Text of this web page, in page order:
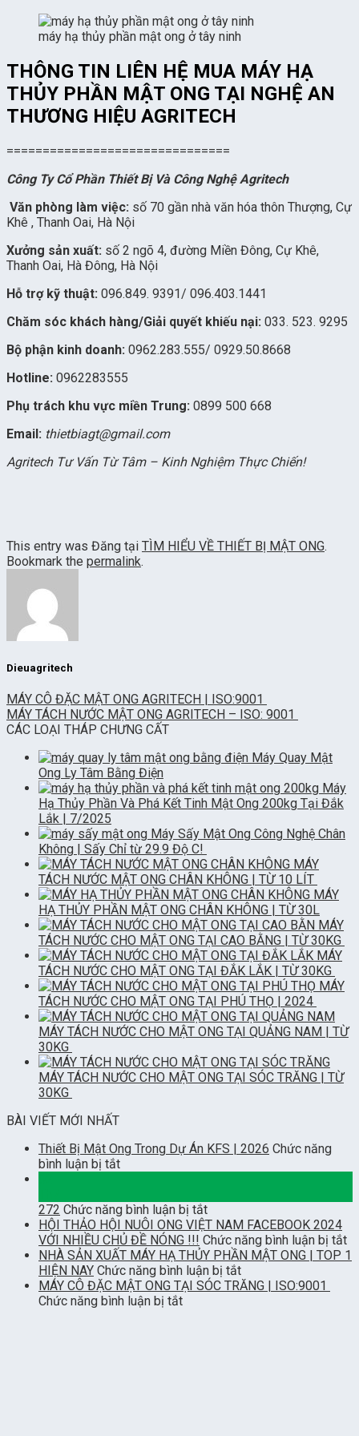
máy hạ thủy phần mật ong ở tây ninh
THÔNG TIN LIÊN HỆ MUA MÁY HẠ
THỦY PHẦN MẬT ONG TẠI NGHỆ AN
THƯƠNG HIỆU AGRITECH
===============================
Công Ty Cổ Phần Thiết Bị Và Công Nghệ Agritech
Văn phòng làm việc: số 70 gần nhà văn hóa thôn Thượng, Cự
Khê , Thanh Oai, Hà Nội
Xưởng sản xuất: số 2 ngõ 4, đường Miền Đông, Cự Khê,
Thanh Oai, Hà Đông, Hà Nội
Hỗ trợ kỹ thuật: 096.849. 9391/ 096.403.1441
Chăm sóc khách hàng/Giải quyết khiếu nại: 033. 523. 9295
Bộ phận kinh doanh: 0962.283.555/ 0929.50.8668
Hotline: 0962283555
Phụ trách khu vực miền Trung: 0899 500 668
Email: thietbiagt@gmail.com
Agritech Tư Vấn Từ Tâm – Kinh Nghiệm Thực Chiến!
This entry was Đăng tại TÌM HIỂU VỀ THIẾT BỊ MẬT ONG.
Bookmark the permalink.
Dieuagritech
MÁY CÔ ĐẶC MẬT ONG AGRITECH | ISO:9001
MÁY TÁCH NƯỚC MẬT ONG AGRITECH – ISO: 9001
CÁC LOẠI THÁP CHƯNG CẤT
Máy Quay Mật
Ong Ly Tâm Bằng Điện
Máy
Hạ Thủy Phần Và Phá Kết Tinh Mật Ong 200kg Tại Đắk
Lắk | 7/2025
Máy Sấy Mật Ong Công Nghệ Chân
Không | Sấy Chỉ từ 29.9 Độ C!
MÁY
TÁCH NƯỚC MẬT ONG CHÂN KHÔNG | TỪ 10 LÍT
MÁY
HẠ THỦY PHẦN MẬT ONG CHÂN KHÔNG | TỪ 30L
MÁY
TÁCH NƯỚC CHO MẬT ONG TẠI CAO BẰNG | TỪ 30KG
MÁY
TÁCH NƯỚC CHO MẬT ONG TẠI ĐẮK LẮK | TỪ 30KG
MÁY
TÁCH NƯỚC CHO MẬT ONG TẠI PHÚ THỌ | 2024
MÁY TÁCH NƯỚC CHO MẬT ONG TẠI QUẢNG NAM | TỪ
30KG
MÁY TÁCH NƯỚC CHO MẬT ONG TẠI SÓC TRĂNG | TỪ
30KG
BÀI VIẾT MỚI NHẤT
Thiết Bị Mật Ong Trong Dự Án KFS | 2026 Chức năng
bình luận bị tắtở
Mật
Ong
Trong
Dự
Án
KFS
|
272 Chức năng bình luận bị tắtở
HỘI THẢO HỘI NUÔI ONG VIỆT NAM FACEBOOK 2024
VỚI NHIỀU CHỦ ĐỀ NÓNG !!! Chức năng bình luận bị tắtở
NHÀ SẢN XUẤT MÁY HẠ THỦY PHẦN MẬT ONG | TOP 1
HIỆN NAY Chức năng bình luận bị tắtở
NHÀ
MÁY CÔ ĐẶC MẬT ONG TẠI SÓC TRĂNG | ISO:9001
Chức năng bình luận bị tắtở